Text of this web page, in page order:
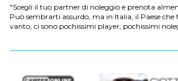
"Scegli il tuo partner di noleggio e prenota
Può sembrarti assurdo, ma in Italia, il Paese
vanto, ci sono pochissimi player, pochissimi